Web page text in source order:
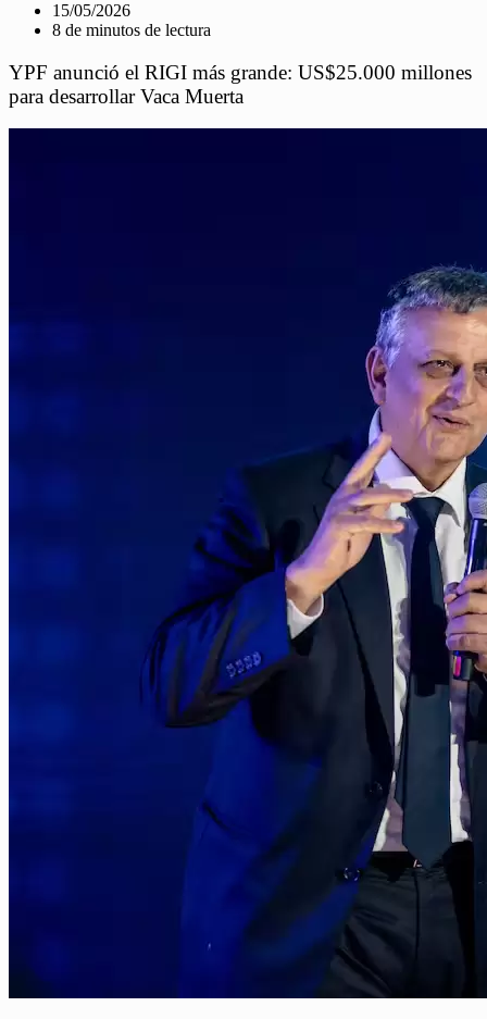
15/05/2026
8 de minutos de lectura
YPF anunció el RIGI más grande: US$25.000 millones
para desarrollar Vaca Muerta